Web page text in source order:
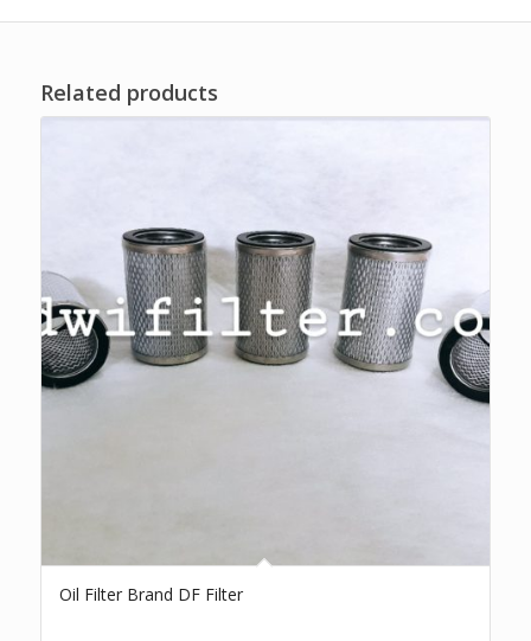
Related products
Oil Filter Brand DF Filter